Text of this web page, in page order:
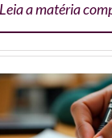
Leia a matéria